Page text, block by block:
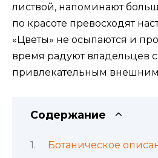
листвой, напоминают
по красоте превосходят
«Цветы» не осыпаются и
время радуют владельцев
привлекательным
Содержание
Ботаническое